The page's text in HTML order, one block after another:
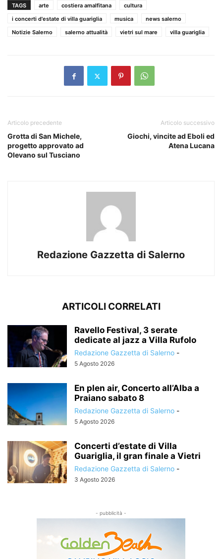
TAGS arte costiera amalfitana
cultura
i concerti d'estate di villa guariglia
musica
news salerno
Notizie Salerno
salerno attualità vietri sul mare villa guariglia
Articolo precedente
Grotta di San Michele,
progetto approvato ad
Olevano sul Tusciano
Articolo successivo
Giochi, vincite ad Eboli ed
Atena Lucana
Redazione Gazzetta di Salerno
ARTICOLI CORRELATI
Ravello Festival, 3 serate
dedicate al jazz a Villa Rufolo
Redazione Gazzetta di Salerno -
5 Agosto 2026
En plen air, Concerto all’Alba a
Praiano sabato 8
Redazione Gazzetta di Salerno -
5 Agosto 2026
Concerti d’estate di Villa
Guariglia, il gran finale a Vietri
Redazione Gazzetta di Salerno -
3 Agosto 2026
- pubblicità -